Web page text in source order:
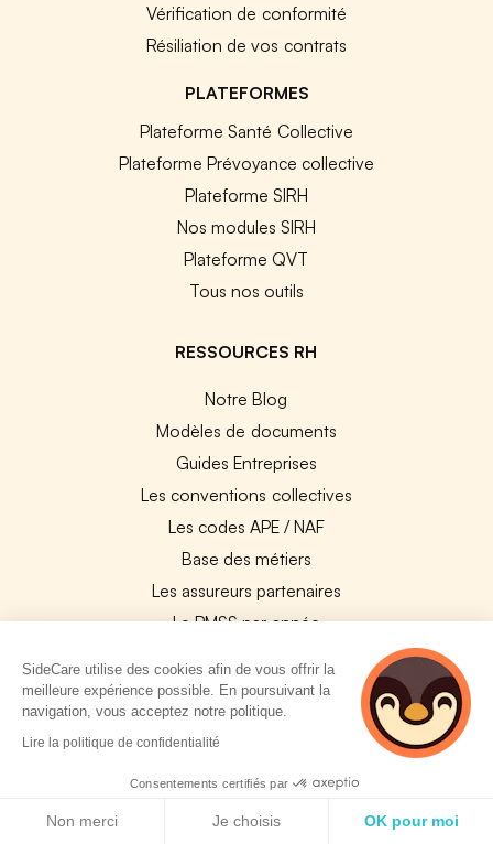
Vérification de conformité
Résiliation de vos contrats
PLATEFORMES
Plateforme Santé Collective
Plateforme Prévoyance collective
Plateforme SIRH
Nos modules SIRH
Plateforme QVT
Tous nos outils
RESSOURCES RH
Notre Blog
Modèles de documents
Guides Entreprises
Les conventions collectives
Les codes APE / NAF
Base des métiers
Les assureurs partenaires
Le PMSS par année
Les codes CCAM
Les OPCO
Tops assurances par secteur
Réseaux de soins
Boîte à outils santé
SideCare utilise des cookies afin de vous offrir la
meilleure expérience possible. En poursuivant la
navigation, vous acceptez notre politique.
Lire la politique de confidentialité
Consentements certifiés par
Non merci Je choisis OK pour moi
3 personnes
consultent
actuellement cette